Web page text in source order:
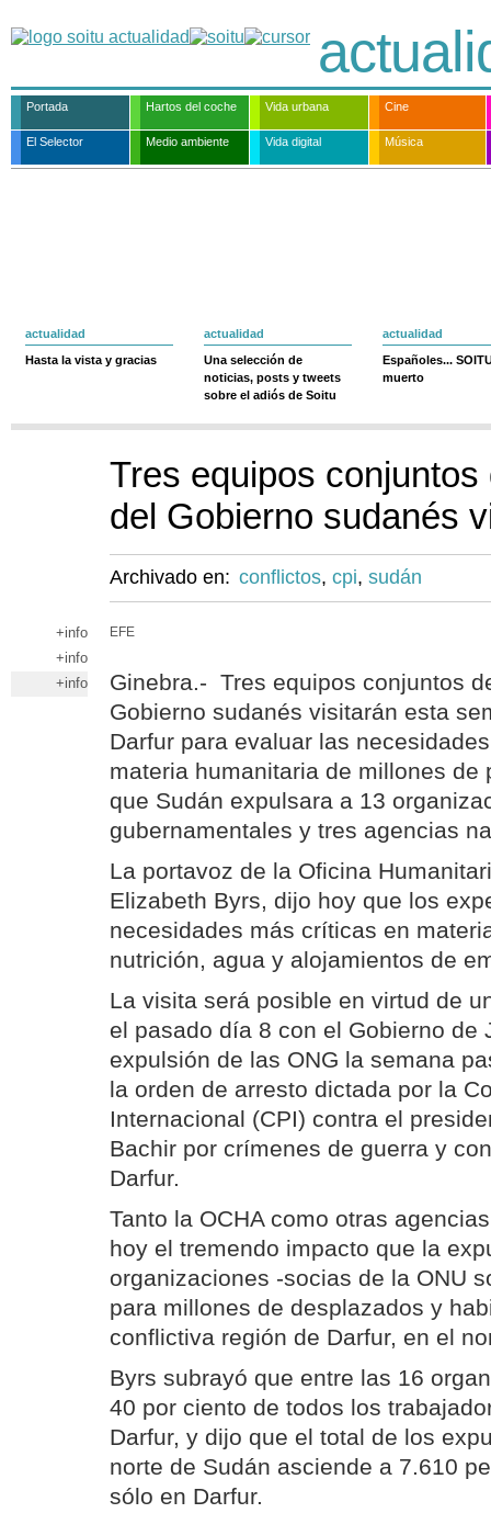
Portada Hartos del coche Vida urbana Cine
El Selector Medio ambiente Vida digital Música
actualidad
Hasta la vista y gracias
actualidad
Una selección de
noticias, posts y tweets
sobre el adiós de Soitu
actualidad
Españoles...
muerto
Tres equipos
del Gobierno sudanés
Archivado en: conflictos, cpi, sudán
+info
+info
+info
EFE
Ginebra.- Tres equipos conjuntos
Gobierno sudanés visitarán esta
Darfur para evaluar las
materia humanitaria de millones de
que Sudán expulsara a 13
gubernamentales y tres agencias
La portavoz de la Oficina
Elizabeth Byrs, dijo hoy que los
necesidades más críticas en
nutrición, agua y alojamientos de
La visita será posible en virtud de
el pasado día 8 con el Gobierno de
expulsión de las ONG la semana
la orden de arresto dictada por la
Internacional (CPI) contra el
Bachir por crímenes de guerra y
Darfur.
Tanto la OCHA como otras
hoy el tremendo impacto que la
organizaciones -socias de la ONU
para millones de desplazados y
conflictiva región de Darfur, en el
Byrs subrayó que entre las 16
40 por ciento de todos los
Darfur, y dijo que el total de los
norte de Sudán asciende a 7.610
sólo en Darfur.